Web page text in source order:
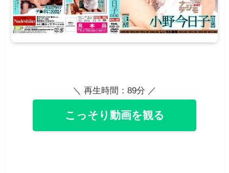
＼ 再生時間：89分 ／
こっそり動画を観る